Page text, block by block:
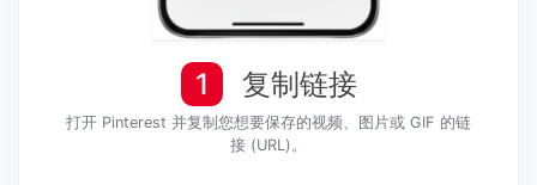
1 复制链接
打开 Pinterest 并复制您想要保存的视频、图片或 GIF 的链
接 (URL)。